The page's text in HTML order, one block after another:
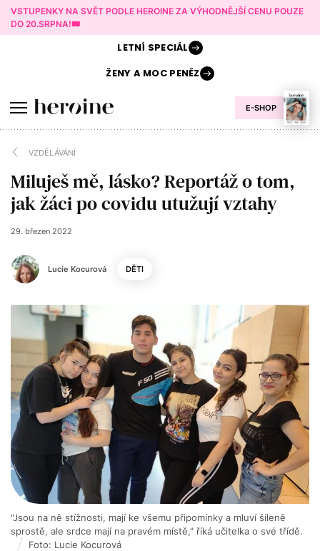
VSTUPENKY NA SVĚT PODLE HEROINE ZA VÝHODNĚJŠÍ CENU POUZE
DO 20.SRPNA!🎟️
E-SHOP
LETNÍ SPECIÁL
ŽENY AMOC PENĚZ
VZDĚLÁVÁNÍ
Miluješ mě, lásko? Reportáž o tom,
jak žáci po covidu utužují vztahy
Lucie Kocurová
29. březen 2022
DĚTI
"Jsou na ně stížnosti, mají ke všemu připomínky a mluví šíleně
sprostě, ale srdce mají na pravém místě," říká učitelka o své třídě.
Foto: Lucie Kocurová